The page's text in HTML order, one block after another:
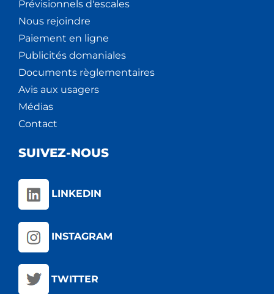
Prévisionnels d'escales
Nous rejoindre
Paiement en ligne
Publicités domaniales
Documents règlementaires
Avis aux usagers
Médias
Contact
SUIVEZ-NOUS
LINKEDIN
INSTAGRAM
TWITTER